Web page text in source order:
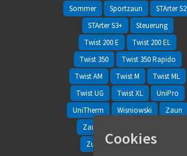
Sommer
Sportzaun
STArter S2
STArter S3+
Steuerung
Twist 200 E
Twist 200 EL
Twist 350
Twist 350 Rapido
Twist AM
Twist M
Twist ML
Twist UG
Twist XL
UniPro
UniTherm
Wisniowski
Zaun
Zaunfelder
Zubehör
Zweiflügeltor
Cookies